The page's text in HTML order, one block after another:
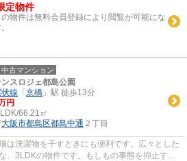
定物件
の物件は無料会員登録により閲覧が可能にな
古マンション
スロジェ都島公園
線 「 京橋 」駅 徒歩13分
円
66.21㎡
大阪市都島区都島中通 ２丁目
は洗濯物を干すときにも便利です。広々とした
、3LDKの物件です。もしもの事態を抑止す